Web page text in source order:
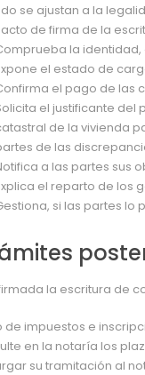
se ajustan a la
acto de firma de la
la
el estado de
el pago de las
el justificante del
de la vivienda
de las
a las partes sus
el reparto de los
si las partes lo
la escritura de
de impuestos e
en la notaría los
su tramitación al